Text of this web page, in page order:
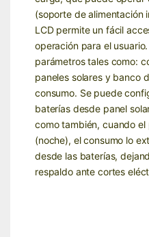
(soporte de alimentación
LCD permite un fácil
operación para el
parámetros tales como:
paneles solares y banco
consumo. Se puede
baterías desde panel
como también, cuando
(noche), el consumo lo
desde las baterías,
respaldo ante cortes